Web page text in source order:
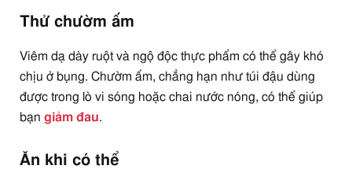
Thử chườm ấm
Viêm dạ dày ruột và ngộ độc thực phẩm có thể gây khó
chịu ở bụng. Chườm ấm, chẳng hạn như túi đậu dùng
được trong lò vi sóng hoặc chai nước nóng, có thể giúp
bạn giảm đau.
Ăn khi có thể